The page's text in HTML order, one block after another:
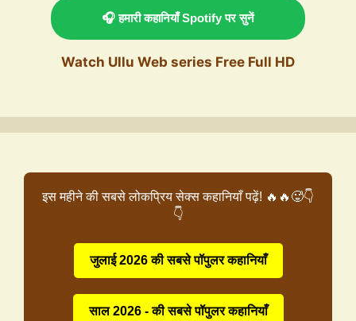
🎧 हमारी कहानियाँ Spotify पर सुनें
Watch Ullu Web series Free Full HD
इस महीने की सबसे लोकप्रिय सेक्स कहानियाँ पढ़ें! 🔥🔥🥵👇
👇
जुलाई 2026 की सबसे पॉपुलर कहानियाँ
साल 2026 - की सबसे पॉपुलर कहानियाँ